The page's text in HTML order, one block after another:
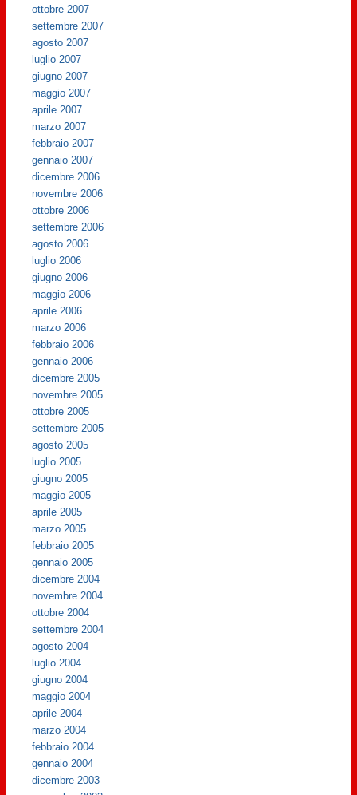
ottobre 2007
settembre 2007
agosto 2007
luglio 2007
giugno 2007
maggio 2007
aprile 2007
marzo 2007
febbraio 2007
gennaio 2007
dicembre 2006
novembre 2006
ottobre 2006
settembre 2006
agosto 2006
luglio 2006
giugno 2006
maggio 2006
aprile 2006
marzo 2006
febbraio 2006
gennaio 2006
dicembre 2005
novembre 2005
ottobre 2005
settembre 2005
agosto 2005
luglio 2005
giugno 2005
maggio 2005
aprile 2005
marzo 2005
febbraio 2005
gennaio 2005
dicembre 2004
novembre 2004
ottobre 2004
settembre 2004
agosto 2004
luglio 2004
giugno 2004
maggio 2004
aprile 2004
marzo 2004
febbraio 2004
gennaio 2004
dicembre 2003